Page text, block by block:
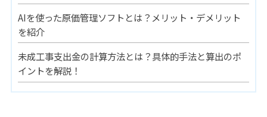
AIを使った原価管理ソフトとは？メリット・デメリット
を紹介
未成工事支出金の計算方法とは？具体的手法と算出のポ
イントを解説！